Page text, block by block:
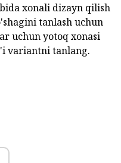
xonali dizayn qilish
tanlash uchun
uchun yotoq xonasi
variantni tanlang.